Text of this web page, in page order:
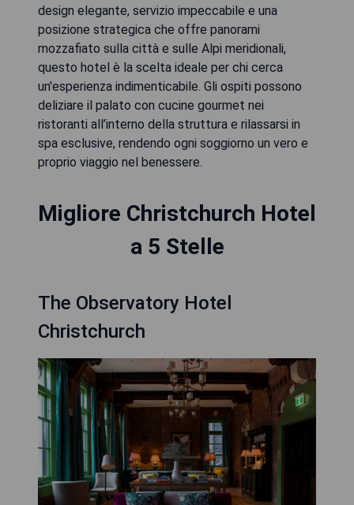
design elegante, servizio impeccabile e una
posizione strategica che offre panorami
mozzafiato sulla città e sulle Alpi meridionali,
questo hotel è la scelta ideale per chi cerca
un'esperienza indimenticabile. Gli ospiti possono
deliziare il palato con cucine gourmet nei
ristoranti all’interno della struttura e rilassarsi in
spa esclusive, rendendo ogni soggiorno un vero e
proprio viaggio nel benessere.
Migliore Christchurch Hotel
a 5 Stelle
The Observatory Hotel
Christchurch